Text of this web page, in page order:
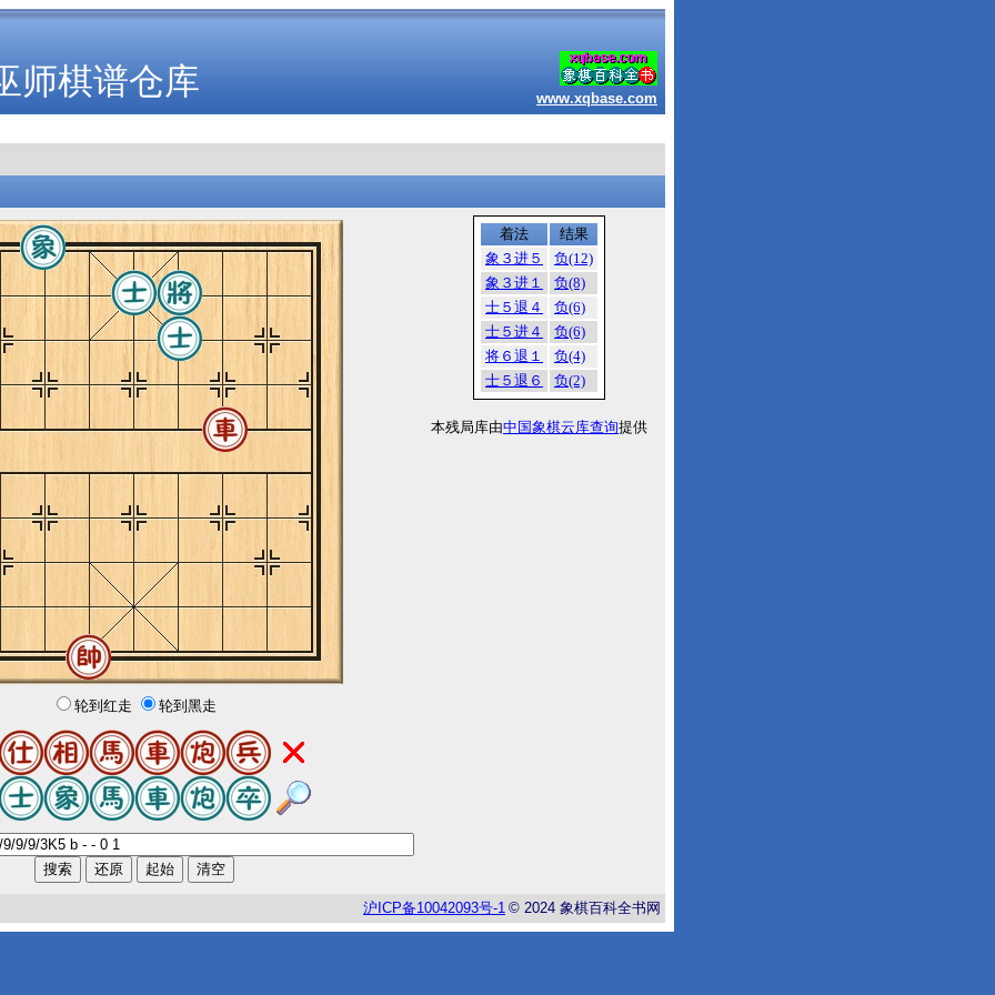
师棋谱仓库 www.xqbase.com
轮到红走 轮到黑走
着法
结果
象３进５
负(12)
象３进１
负(8)
士５退４
负(6)
士５进４
负(6)
将６退１
负(4)
士５退６
负(2)
本残局库由中国象棋云库查询提供
沪 ICP备10042093号-1 © 2024 象棋百科全书网